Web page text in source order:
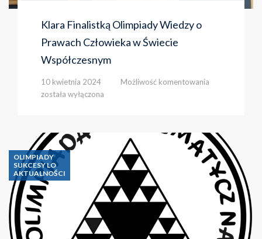
Klara Finalistką Olimpiady Wiedzy o
Prawach Człowieka w Świecie
Współczesnym
10 kwietnia 2024 Możliwość komentowania
Prawach
Człowieka
w
Świecie
Współczesnym
została wyłączona
OLIMPIADY
SUKCESY LO
AKTUALNOŚCI